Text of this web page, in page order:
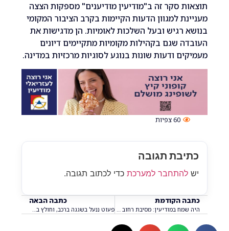
סקר זה ב"מודיעין מודיענים" מספקות הצצה
למגוון הדעות הקיימות בקרב הציבור המקומי
רגיש ובעל השלכות לאומיות. הן מדגישות את
שגם בקהילות מקומיות מתקיימים דיונים
ודעות שונות בנוגע לסוגיות מרכזיות במדינה.
תגובה
למערכתכדי לכתוב תגובה.
הקודמת
היה שמח במודיעין: מסיבת רחוב עם נטע ברזילי והפנינג ילדים עם רוי בוי – סיכום! פעוט ננעל בשגגה ברכב, וחולץ בשלום על ידי מתנדב ידידים